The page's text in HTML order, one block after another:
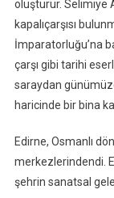
oluşturur. Selimiye
kapalıçarşısı
İmparatorluğu’na
çarşı gibi tarihi
saraydan
haricinde bir bina
Edirne, Osmanlı
merkezlerindendi.
şehrin sanatsal